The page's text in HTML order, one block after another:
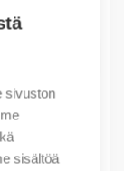
sivuston
sisältöä